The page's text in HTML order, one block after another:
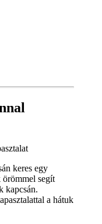
keres egy
örömmel segít
kapcsán.
a hátuk